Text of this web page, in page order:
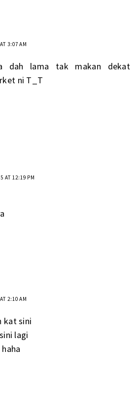
3:07 AM
dah lama tak makan dekat
ni T_T
AT 12:19 PM
2:10 AM
kat sini
lagi